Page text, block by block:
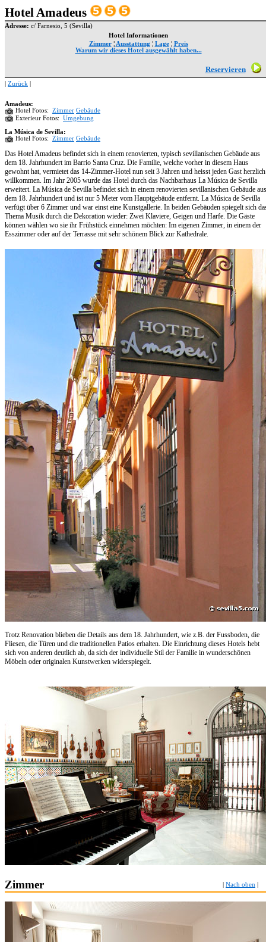
Hotel Amadeus
Adresse: c/ Farnesio, 5 (Sevilla)
Hotel Informationen
Zimmer¦ Ausstattung ¦ Lage¦ Preis
Warum wir dieses Hotel ausgewählt haben...
Reservieren
Zurück
Amadeus:
Hotel Fotos: Zimmer Gebäude
Exterieur Fotos: Umgebung
La Música de Sevilla:
Hotel Fotos: Zimmer Gebäude
Das Hotel Amadeus befindet sich in einem renovierten, typisch sevillanischen Gebäude aus
dem 18. Jahrhundert im Barrio Santa Cruz. Die Familie, welche vorher in diesem Haus
gewohnt hat, vermietet das 14-Zimmer-Hotel nun seit 3 Jahren und heisst jeden Gast herzlich
willkommen. Im Jahr 2005 wurde das Hotel durch das Nachbarhaus La Música de Sevilla
erweitert. La Música de Sevilla befindet sich in einem renovierten sevillanischen Gebäude aus
dem 18. Jahrhundert und ist nur 5 Meter vom Hauptgebäude entfernt. La Música de Sevilla
verfügt über 6 Zimmer und war einst eine Kunstgallerie. In beiden Gebäuden spiegelt sich
Thema Musik durch die Dekoration wieder: Zwei Klaviere, Geigen und Harfe. Die Gäste
können wählen wo sie ihr Frühstück einnehmen möchten: Im eigenen Zimmer, in einem der
Esszimmer oder auf der Terrasse mit sehr schönem Blick zur Kathedrale.
Trotz Renovation blieben die Details aus dem 18. Jahrhundert, wie z.B. der Fussboden, die
Fliesen, die Türen und die traditionellen Patios erhalten. Die Einrichtung dieses Hotels hebt
sich von anderen deutlich ab, da sich der individuelle Stil der Familie in wunderschönen
Möbeln oder originalen Kunstwerken widerspiegelt.
Zimmer Nach oben